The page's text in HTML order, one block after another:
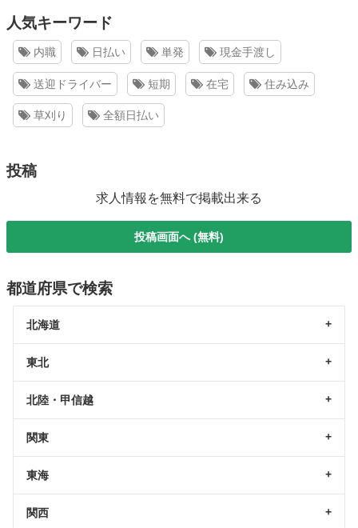
人気キーワード
内職 日払い 単発 現金手渡し
送迎ドライバー 短期 在宅 住み込み
草刈り 全額日払い
投稿
求人情報を無料で掲載出来る
投稿画面へ (無料)
都道府県で検索
北海道
東北
北陸・甲信越
関東
東海
関西